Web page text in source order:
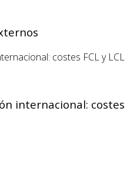
internacional: costes